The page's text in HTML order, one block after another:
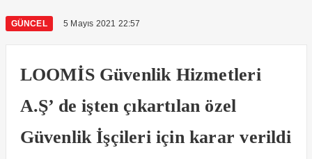
GÜNCEL 5 Mayıs 2021 22:57
LOOMİS Güvenlik Hizmetleri
A.Ş’ de işten çıkartılan özel
Güvenlik İşçileri için karar verildi